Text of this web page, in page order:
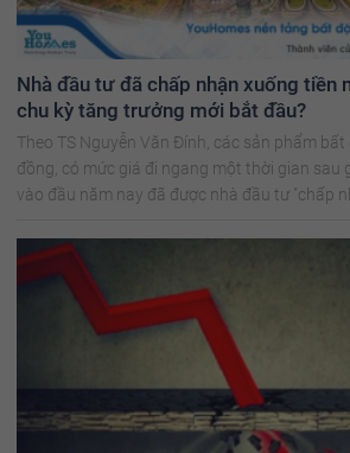
Nhà đầu tư đã chấp nhận xuống tiền
chu kỳ tăng trưởng mới bắt đầu?
Theo TS Nguyễn Văn Đính, các sản phẩm
đồng, có mức giá đi ngang một thời gian sau
vào đầu năm nay đã được nhà đầu tư "chấp